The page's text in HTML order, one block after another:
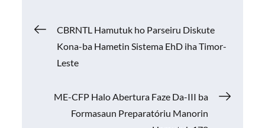
o
p
p
n
k
Navigasi
pos
CBRNTL Hamutuk ho Parseiru Diskute
Kona-ba Hametin Sistema EhD iha Timor-
Leste
ME-CFP Halo Abertura Faze Da-III ba
Formasaun Preparatóriu Manorin